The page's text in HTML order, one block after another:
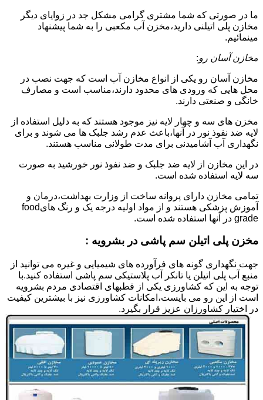
ما در صورتی که شما مشتری گرامی مشکل جد در زوایای دیگر
مخازن پلی اتیلنی دارید،مخزن آب مکعبی را به شما پیشنهاد
مینمائیم.
مخازن آسان رو:
مخازن آسان رو یکی از انواع مخازن آب است که جهت نصب در
محل هایی که ورودی های محدود دارند،مناسب است و مصارف
خانگی و صنعتی دارند.
مخزن های سه و چهار لایه نیز موجود هستند که به دلیل استفاده از
لایه ضد نفوذ نور در آنها،باعث عدم رشد جلبک ها می شوند و برای
نگهداری آب آشامیدنی برای مدت طولانی مناسب هستند.
در این مخازن از لایه ضد جلبک و ضد نفوذ نور خورشید به صورت
سه لایه استفاده شده است.
تمامی مخازن دارای پروانه ساخت از وزارت بهداشت،درمان و
آموزش پزشکی هستند و از مواد اولیه درجه یک و رنگ هایfood
grade در آنها استفاده شده است.
مخزن پلی اتیلن سم پاشی در بشرویه :
جهت نگهداری گونه های فرآورده های شیمیایی و غیره می توانید از
منبع آب پلی اتیلن یا تانکر آب پلاستیکی سم پاشی استفاده کنید.با
توجه به این که کشاورزی یکی از قطبهای اقتصادی مردم بشرویه
است از این رو می بایست،امکانات کشاورزی نیز با بیشترین کیفیت
در اختیار کشاورزان عزیز قرار بگیرد.